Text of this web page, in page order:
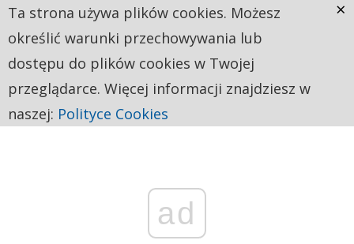
ad
Ta strona używa plików cookies. Możesz
określić warunki przechowywania lub
dostępu do plików cookies w Twojej
przeglądarce. Więcej informacji znajdziesz w
naszej: Polityce Cookies
×